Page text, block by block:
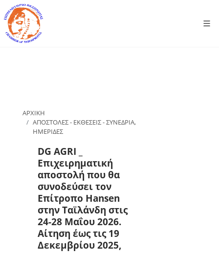
ΑΡΧΙΚΗ
ΑΠΟΣΤΟΛΕΣ - ΕΚΘΕΣΕΙΣ - ΣΥΝΕΔΡΙΑ,
ΗΜΕΡΙΔΕΣ
DG AGRI _
Επιχειρηματική
αποστολή που θα
συνοδεύσει τον
Επίτροπο Hansen
στην Ταϊλάνδη στις
24-28 Μαΐου 2026.
Αίτηση έως τις 19
Δεκεμβρίου 2025,